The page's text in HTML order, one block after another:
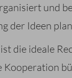
und
der Ideen
die ideale